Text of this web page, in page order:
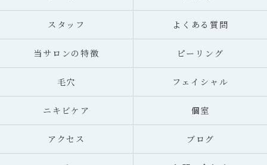
スタッフ よくある質問
当サロンの特徴 ピーリング
毛穴 フェイシャル
ニキビケア 個室
アクセス ブログ